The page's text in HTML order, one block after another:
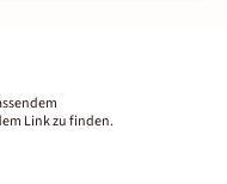
Link zu finden.